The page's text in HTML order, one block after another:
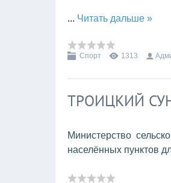
... Читать дальше »
Спорт 1313
ТРОИЦКИЙ
Министерство
населённых пунктов